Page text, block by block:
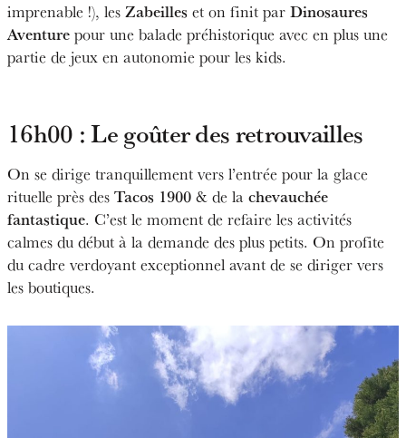
imprenable !), les Zabeilles et on finit par Dinosaures
Aventure pour une balade préhistorique avec en plus une
partie de jeux en autonomie pour les kids.
16h00 : Le goûter des retrouvailles
On se dirige tranquillement vers l’entrée pour la glace
rituelle près des Tacos 1900 & de la chevauchée
fantastique. C’est le moment de refaire les activités
calmes du début à la demande des plus petits. On profite
du cadre verdoyant exceptionnel avant de se diriger vers
les boutiques.